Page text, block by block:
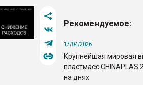
Рекомендуемое:
17/04/2026
Крупнейшая мировая
пластмасс CHINAPLAS
на днях